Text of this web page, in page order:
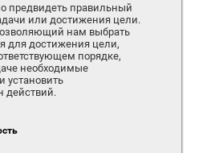
предвидеть правильный
или достижения цели.
нам выбрать
для достижения цели,
порядке,
необходимые
установить
действий.